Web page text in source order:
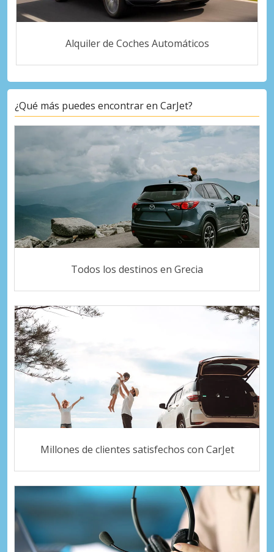
Alquiler de Coches Automáticos
¿Qué más puedes encontrar en CarJet?
Todos los destinos en Grecia
Millones de clientes satisfechos con CarJet